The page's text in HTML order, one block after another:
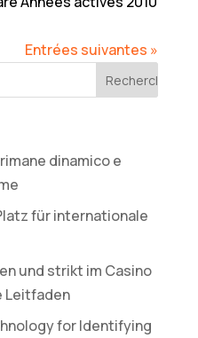
Entrées suivantes »
dinamico e
für internationale
und strikt im Casino
Leitfaden
for Identifying